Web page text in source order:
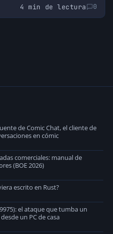
para no depender
no controla.
4 min de lectura 0
de Comic Chat, el cliente de
en cómic
comerciales: manual de
(BOE 2026)
escrito en Rust?
el ataque que tumba un
un PC de casa